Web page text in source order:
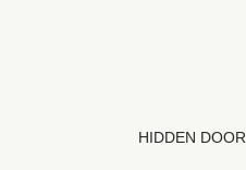
HIDDEN DOOR